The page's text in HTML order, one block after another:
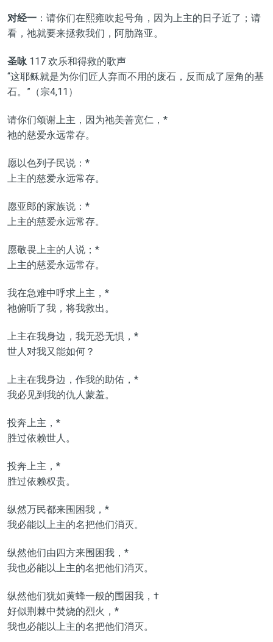
对经一：请你们在熙雍吹起号角，因为上主的日子近了；请
看，祂就要来拯救我们，阿肋路亚。
圣咏 117 欢乐和得救的歌声
“这耶稣就是为你们匠人弃而不用的废石，反而成了屋角的基
石。”（宗4,11）
请你们颂谢上主，因为祂美善宽仁，*
祂的慈爱永远常存。
愿以色列子民说：*
上主的慈爱永远常存。
愿亚郎的家族说：*
上主的慈爱永远常存。
愿敬畏上主的人说；*
上主的慈爱永远常存。
我在急难中呼求上主，*
祂俯听了我，将我救出。
上主在我身边，我无恐无惧，*
世人对我又能如何？
上主在我身边，作我的助佑，*
我必见到我的仇人蒙羞。
投奔上主，*
胜过依赖世人。
投奔上主，*
胜过依赖权贵。
纵然万民都来围困我，*
我必能以上主的名把他们消灭。
纵然他们由四方来围困我，*
我也必能以上主的名把他们消灭。
纵然他们犹如黄蜂一般的围困我，†
好似荆棘中焚烧的烈火，*
我也必能以上主的名把他们消灭。